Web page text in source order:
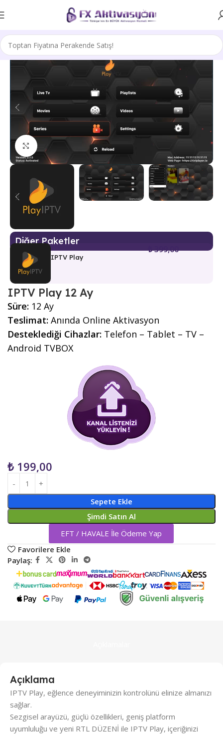
Büyütmek için tıklayın
Diğer Paketler
IPTV Play
₺399,00
IPTV Play 12 Ay
Süre: 12 Ay
Teslimat: Anında Online Aktivasyon
Desteklediği Cihazlar: Telefon – Tablet – TV –
Android TVBOX
₺ 199,00
Sepete Ekle
Şimdi Satın Al
EFT / HAVALE İle Ödeme Yap
Favorilere Ekle
Paylaş:
Açıklama
IPTV Play, eğlence deneyiminizin kontrolünü elinize almanızı
sağlar.
Sezgisel arayüzü, güçlü özellikleri, geniş platform
uyumluluğu ve yeni RTL DÜZENİ ile IPTV Play, içeriğinizi